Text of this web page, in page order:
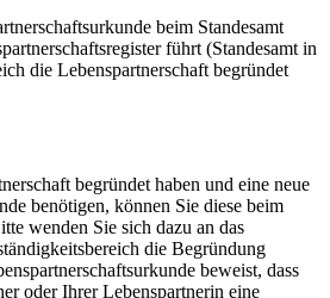
beim Standesamt
führt (Standesamt in
die Lebenspartnerschaft begründet
begründet haben und eine neue
benötigen, können Sie diese beim
wenden Sie sich dazu an das
die Begründung
beweist, dass
oder Ihrer Lebenspartnerin eine